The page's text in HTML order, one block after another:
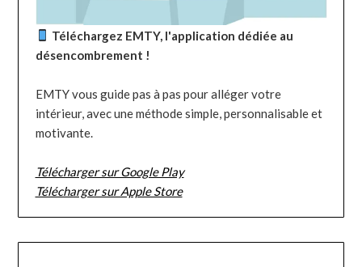
Téléchargez EMTY, l'application dédiée au
désencombrement !
EMTY vous guide pas à pas pour alléger votre
intérieur, avec une méthode simple, personnalisable et
motivante.
Télécharger sur Google Play
Télécharger sur Apple Store